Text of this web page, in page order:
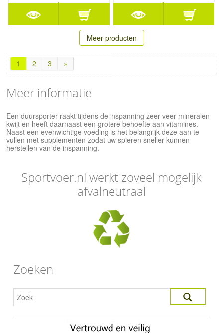
Meer producten
1 2 3 »
Meer informatie
Een duursporter raakt tijdens de inspanning zeer veer mineralen
kwijt en heeft daarnaast een grotere behoefte aan vitamines.
Naast een evenwichtige voeding is het belangrijk deze aan te
vullen met supplementen zodat uw spieren sneller kunnen
herstellen van de inspanning.
Sportvoer.nl werkt zoveel mogelijk
afvalneutraal
Zoeken